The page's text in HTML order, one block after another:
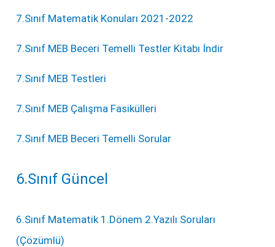
7.Sınıf Matematik Konuları 2021-2022
7.Sınıf MEB Beceri Temelli Testler Kitabı İndir
7.Sınıf MEB Testleri
7.Sınıf MEB Çalışma Fasikülleri
7.Sınıf MEB Beceri Temelli Sorular
6.Sınıf Güncel
6.Sınıf Matematik 1.Dönem 2.Yazılı Soruları
(Çözümlü)